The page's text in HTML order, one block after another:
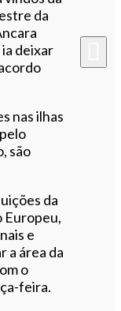
da
ia deixar
nas ilhas
são
da
Europeu,
e
a área da
o
feira.